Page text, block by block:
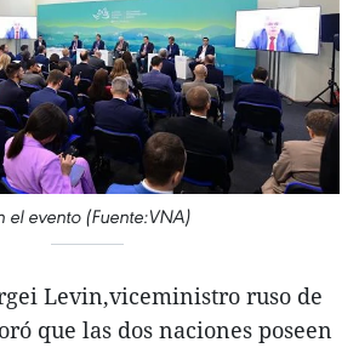
el evento (Fuente:VNA)
Levin,viceministro ruso de
que las dos naciones poseen